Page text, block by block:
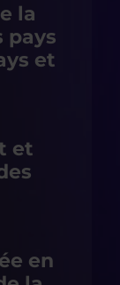
la
pays
et
et
en